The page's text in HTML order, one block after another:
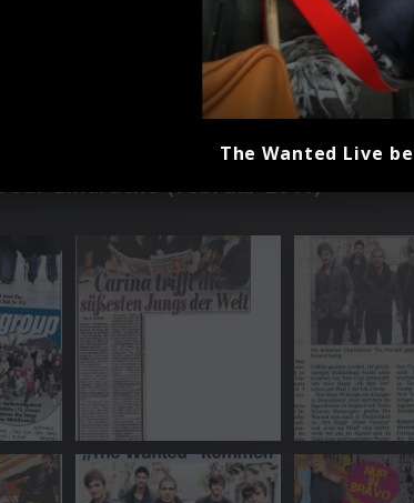
Eindrücke (Februar 2011)
The Wanted Live